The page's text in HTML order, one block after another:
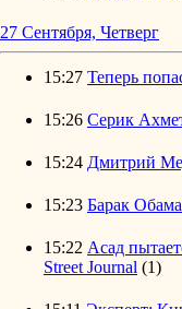
27 Сентября, Четверг
15:27 Теперь
15:26 Серик
15:24 Дмитрий
15:23 Барак
15:22 Асад
Street Journal (1)